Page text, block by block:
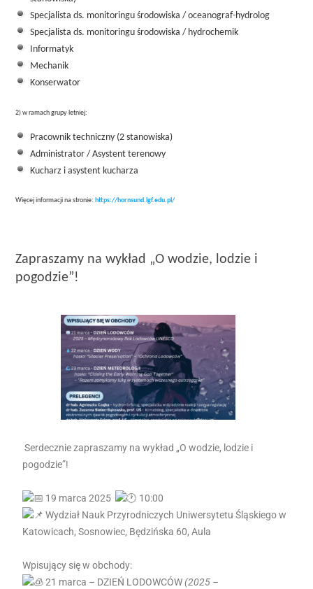
Specjalista ds. monitoringu środowiska / oceanograf-hydrolog
Specjalista ds. monitoringu środowiska / hydrochemik
Informatyk
Mechanik
Konserwator
2) w ramach grupy letniej:
Pracownik techniczny (2 stanowiska)
Administrator / Asystent terenowy
Kucharz i asystent kucharza
Więcej informacji na stronie: https://hornsund.igf.edu.pl/
Zapraszamy na wykład „O wodzie, lodzie i
pogodzie”!
Serdecznie zapraszamy na wykład „O wodzie, lodzie i
pogodzie”!
19 marca 2025
10:00
Wydział Nauk Przyrodniczych Uniwersytetu Śląskiego w
Katowicach, Sosnowiec, Będzińska 60, Aula
Wpisujący się w obchody:
21 marca – DZIEŃ LODOWCÓW(2025 –